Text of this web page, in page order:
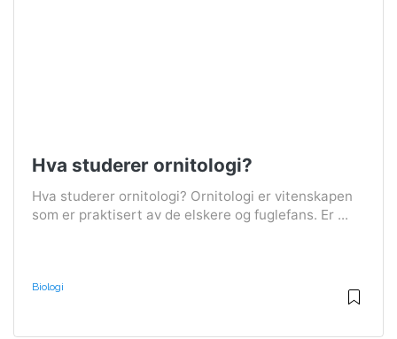
Hva studerer ornitologi?
Hva studerer ornitologi? Ornitologi er vitenskapen
som er praktisert av de elskere og fuglefans. Er ...
Biologi